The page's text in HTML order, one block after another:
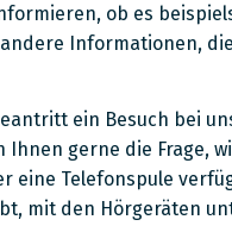
ob es
Informationen,
ein Besuch bei
Ihnen gerne die Frage,
eine Telefonspule
mit den Hörgeräten